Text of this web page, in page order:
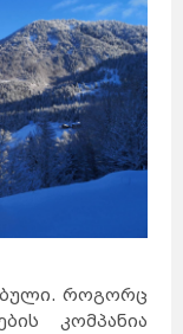
როგორც
კომპანია